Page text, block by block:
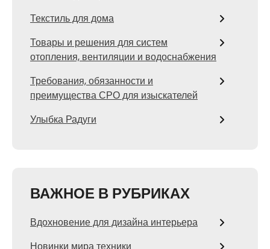
Текстиль для дома
Товары и решения для систем
отопления, вентиляции и водоснабжения
Требования, обязанности и
преимущества СРО для изыскателей
Улыбка Радуги
ВАЖНОЕ В РУБРИКАХ
Вдохновение для дизайна интерьера